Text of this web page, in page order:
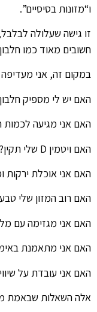
ו“מזונות בסיסיים”.
זו גישה שעלולה
חשובים מאוד כמו
במקום זה, אני
האם יש לי מספיק
האם אני מגיעה לכמות
האם ויטמין D שלי תקין?
האם אני אוכלת ירקות
האם רוב המזון שלי
האם אני מגזימה עם
האם אני מתאמנת
האם אני עובדת על
אלה השאלות שבאמת